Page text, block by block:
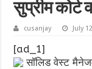
सुप्रीम कोर्ट
cusanjay July
[ad_1]
सॉलिड वेस्ट